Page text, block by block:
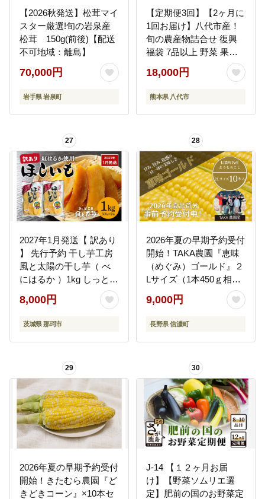
【2026秋発送】松茸マイ
スター厳選!旬の岩泉産
松茸 150g(前後)【配送
不可地域：離島】
70,000円
岩手県 岩泉町
【定期便3回】【2ヶ月に
1回お届け】八代市産！
旬の農産物詰合せ 復興
福袋 7品以上 野菜 果実
果物 やさい くだもの フ
ルーツ 合計7品目以上 セ
ット 季節の野菜 季節の
かせ 定期 国産 熊本県 八
18,000円
熊本県 八代市
27
2027年1月発送【 訳あり
】 先行予約 干し芋工房
風と太陽の干し芋（ べ
にはるか ）1kg しっとり
甘い 干し芋 紅はるか 茨
城 干しいも ほしいも ほ
し芋 おいも いも 芋 茨城
お菓子 おやつ スイーツ
8,000円
茨城県 那珂市
28
2026年夏の早期予約受付
開始！TAKA農園『恵味
（めぐみ）ゴールド』２
Lサイズ（1本450ｇ相
当）×10本セット｜生で
も食べられる信濃町名産
とうもろこし／スイート
年7月下旬～8月下旬に出
ふるさと納税】
9,000円
長野県 信濃町
29
2026年夏の早期予約受付
開始！きたむら農園『ど
きどきコーン』×10本セ
30
J-14 【１２ヶ月お届
け】【野菜ソムリエ選
定】肥前の国のお野菜定